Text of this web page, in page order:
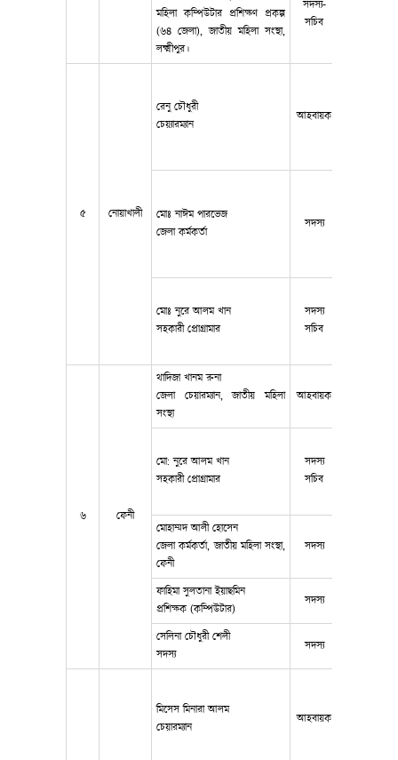
মহিলা কম্পিউটার প্রশিক্ষণ প্রকল্প
(৬৪ জেলা), জাতীয় মহিলা সংস্থা,
লক্ষ্মীপুর।
সদস্য-
সচিব
৫ নোয়াখালী
রেনু চৌধুরী
চেয়্যারম্যান
আহবায়ক
মোঃ নাঈম পারভেজ
জেলা কর্মকর্তা
সদস্য
মোঃ নুরে আলম খান
সহকারী প্রোগ্রামার
সদস্য
সচিব
৬ ফেনী
থাদিজা খানম রুনা
জেলা চেয়ারম্যান, জাতীয় মহিলা
সংস্থা
আহবায়ক
মো: নুরে আলম খান
সহকারী প্রোগ্রামার
সদস্য
সচিব
মোহাম্মদ আলী হোসেন
জেলা কর্মকর্তা, জাতীয় মহিলা সংস্থা,
ফেনী
সদস্য
ফাহিমা সুলতানা ইয়াছমিন
প্রশিক্ষক (কম্পিউটার)
সদস্য
সেলিনা চৌধুরী শেলী
সদস্য
সদস্য
মিসেস মিনারা আলম
চেয়ারম্যান
আহবায়ক